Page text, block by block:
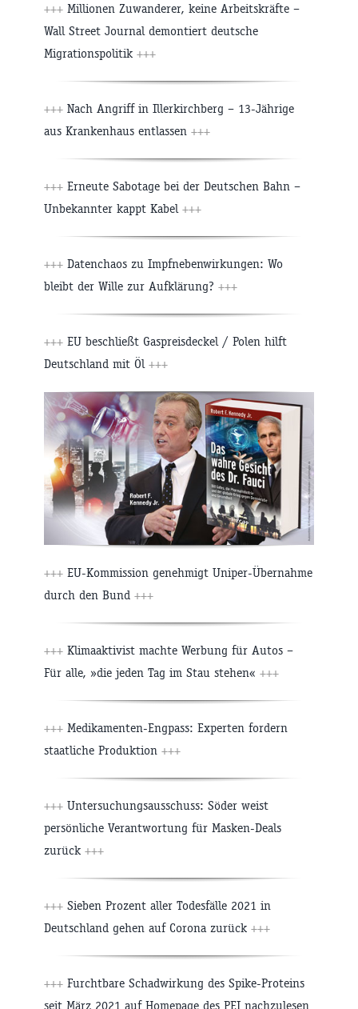
+++ Millionen Zuwanderer, keine Arbeitskräfte –
Wall Street Journal demontiert deutsche
Migrationspolitik +++
+++ Nach Angriff in Illerkirchberg – 13-Jährige
aus Krankenhaus entlassen +++
+++ Erneute Sabotage bei der Deutschen Bahn –
Unbekannter kappt Kabel +++
+++ Datenchaos zu Impfnebenwirkungen: Wo
bleibt der Wille zur Aufklärung? +++
+++ EU beschließt Gaspreisdeckel / Polen hilft
Deutschland mit Öl +++
+++ EU-Kommission genehmigt Uniper-Übernahme
durch den Bund +++
+++ Klimaaktivist machte Werbung für Autos –
Für alle, »die jeden Tag im Stau stehen« +++
+++ Medikamenten-Engpass: Experten fordern
staatliche Produktion +++
+++ Untersuchungsausschuss: Söder weist
persönliche Verantwortung für Masken-Deals
zurück +++
+++ Sieben Prozent aller Todesfälle 2021 in
Deutschland gehen auf Corona zurück +++
+++ Furchtbare Schadwirkung des Spike-Proteins
seit März 2021 auf Homepage des PEI nachzulesen